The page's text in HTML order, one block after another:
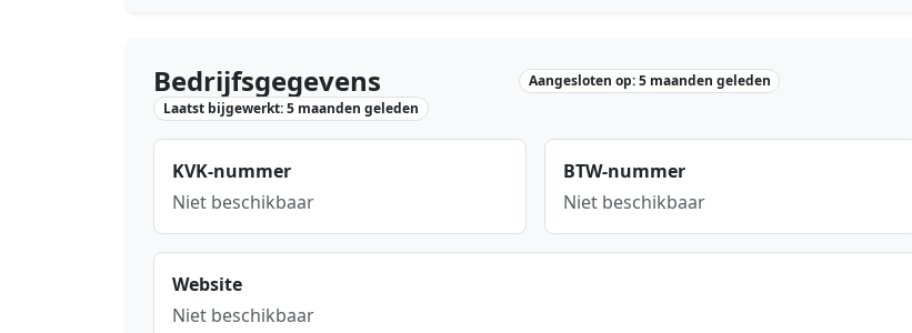
Bedrijfsgegevens
Aangesloten op: 5 maanden geleden
Laatst bijgewerkt: 5 maanden geleden
KVK-nummer
Niet beschikbaar
BTW-nummer
Niet beschikbaar
Website
Niet beschikbaar